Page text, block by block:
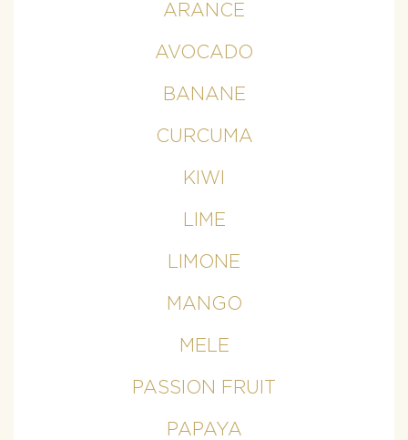
ARANCE
AVOCADO
BANANE
CURCUMA
KIWI
LIME
LIMONE
MANGO
MELE
PASSION FRUIT
PAPAYA